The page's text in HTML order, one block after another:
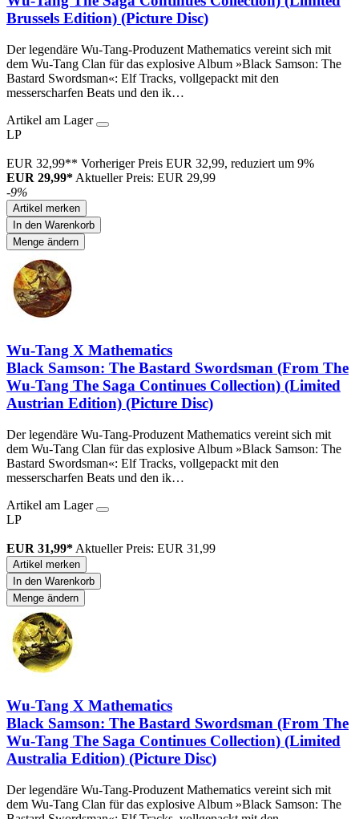
Brussels Edition) (Picture Disc)
Der legendäre Wu-Tang-Produzent Mathematics vereint sich mit
dem Wu-Tang Clan für das explosive Album »Black Samson: The
Bastard Swordsman«: Elf Tracks, vollgepackt mit den
messerscharfen Beats und den ik…
Artikel am Lager
LP
EUR 32,99** Vorheriger Preis EUR 32,99, reduziert um 9%
EUR 29,99* Aktueller Preis: EUR 29,99
-9%
Artikel merken
In den Warenkorb
Menge ändern
Wu-Tang X Mathematics
Black Samson: The Bastard Swordsman (From The
Wu-Tang The Saga Continues Collection) (Limited
Austrian Edition) (Picture Disc)
Der legendäre Wu-Tang-Produzent Mathematics vereint sich mit
dem Wu-Tang Clan für das explosive Album »Black Samson: The
Bastard Swordsman«: Elf Tracks, vollgepackt mit den
messerscharfen Beats und den ik…
Artikel am Lager
LP
EUR 31,99* Aktueller Preis: EUR 31,99
Artikel merken
In den Warenkorb
Menge ändern
Wu-Tang X Mathematics
Black Samson: The Bastard Swordsman (From The
Wu-Tang The Saga Continues Collection) (Limited
Australia Edition) (Picture Disc)
Der legendäre Wu-Tang-Produzent Mathematics vereint sich mit
dem Wu-Tang Clan für das explosive Album »Black Samson: The